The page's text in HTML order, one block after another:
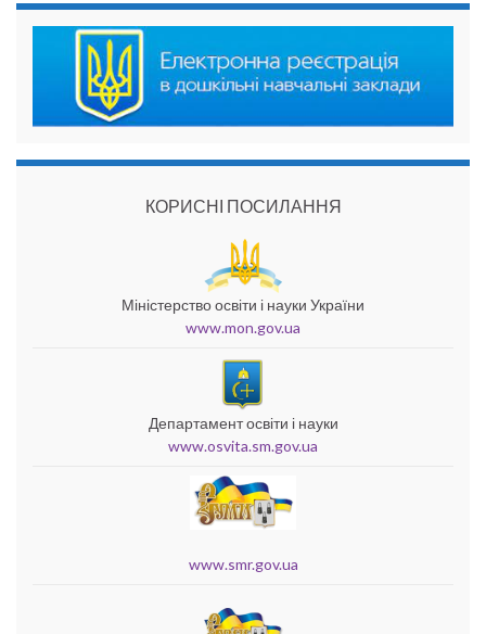
КОРИСНІ ПОСИЛАННЯ
Міністерство освіти і науки України
www.mon.gov.ua
Департамент освіти і науки
www.osvita.sm.gov.ua
www.smr.gov.ua